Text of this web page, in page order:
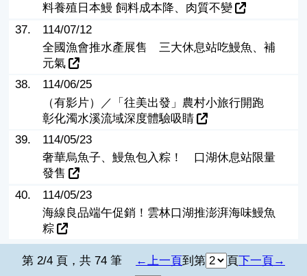
料養殖日本鰻 飼料成本降、肉質不變
37.
114/07/12
全國漁會推水產展售 三大休息站吃鰻魚、補
元氣
38.
114/06/25
（有影片）／「往美出發」農村小旅行開跑
彰化濁水溪流域深度體驗吸睛
39.
114/05/23
奢華烏魚子、鰻魚包入粽！ 口湖休息站限量
發售
40.
114/05/23
海線良品端午促銷！雲林口湖推澎湃海味鰻魚
粽
第 2/4 頁，共 74 筆 上一頁到第 頁下一頁